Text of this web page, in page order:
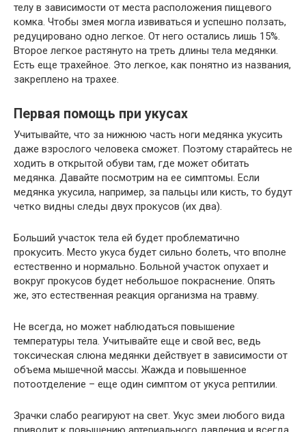
телу в зависимости от места расположения пищевого
комка. Чтобы змея могла извиваться и успешно ползать,
редуцировано одно легкое. От него остались лишь 15%.
Второе легкое растянуто на треть длины тела медянки.
Есть еще трахейное. Это легкое, как понятно из названия,
закреплено на трахее.
Первая помощь при укусах
Учитывайте, что за нижнюю часть ноги медянка укусить
даже взрослого человека сможет. Поэтому старайтесь не
ходить в открытой обуви там, где может обитать
медянка. Давайте посмотрим на ее симптомы. Если
медянка укусила, например, за пальцы или кисть, то будут
четко видны следы двух прокусов (их два).
Больший участок тела ей будет проблематично
прокусить. Место укуса будет сильно болеть, что вполне
естественно и нормально. Больной участок опухает и
вокруг прокусов будет небольшое покраснение. Опять
же, это естественная реакция организма на травму.
Не всегда, но может наблюдаться повышение
температуры тела. Учитывайте еще и свой вес, ведь
токсическая слюна медянки действует в зависимости от
объема мышечной массы. Жажда и повышенное
потоотделение – еще один симптом от укуса рептилии.
Зрачки слабо реагируют на свет. Укус змеи любого вида